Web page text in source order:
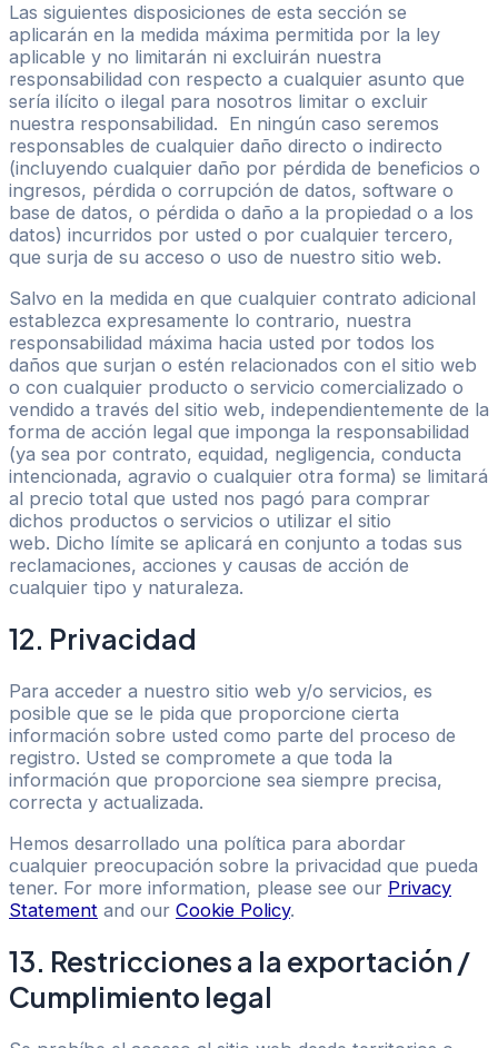
Las siguientes disposiciones de esta sección se
aplicarán en la medida máxima permitida por la ley
aplicable y no limitarán ni excluirán nuestra
responsabilidad con respecto a cualquier asunto que
sería ilícito o ilegal para nosotros limitar o excluir
nuestra responsabilidad. En ningún caso seremos
responsables de cualquier daño directo o indirecto
(incluyendo cualquier daño por pérdida de beneficios o
ingresos, pérdida o corrupción de datos, software o
base de datos, o pérdida o daño a la propiedad o a los
datos) incurridos por usted o por cualquier tercero,
que surja de su acceso o uso de nuestro sitio web.
Salvo en la medida en que cualquier contrato adicional
establezca expresamente lo contrario, nuestra
responsabilidad máxima hacia usted por todos los
daños que surjan o estén relacionados con el sitio web
o con cualquier producto o servicio comercializado o
vendido a través del sitio web, independientemente de la
forma de acción legal que imponga la responsabilidad
(ya sea por contrato, equidad, negligencia, conducta
intencionada, agravio o cualquier otra forma) se limitará
al precio total que usted nos pagó para comprar
dichos productos o servicios o utilizar el sitio
web. Dicho límite se aplicará en conjunto a todas sus
reclamaciones, acciones y causas de acción de
cualquier tipo y naturaleza.
12. Privacidad
Para acceder a nuestro sitio web y/o servicios, es
posible que se le pida que proporcione cierta
información sobre usted como parte del proceso de
registro. Usted se compromete a que toda la
información que proporcione sea siempre precisa,
correcta y actualizada.
Hemos desarrollado una política para abordar
cualquier preocupación sobre la privacidad que pueda
tener. For more information, please see our Privacy
Statement and our Cookie Policy.
13. Restricciones a la exportación /
Cumplimiento legal